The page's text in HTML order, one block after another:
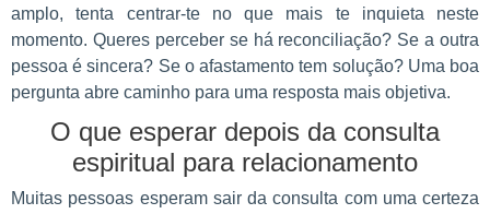
amplo, tenta centrar-te no que mais te inquieta neste
momento. Queres perceber se há reconciliação? Se a outra
pessoa é sincera? Se o afastamento tem solução? Uma boa
pergunta abre caminho para uma resposta mais objetiva.
O que esperar depois da consulta
espiritual para relacionamento
Muitas pessoas esperam sair da consulta com uma certeza